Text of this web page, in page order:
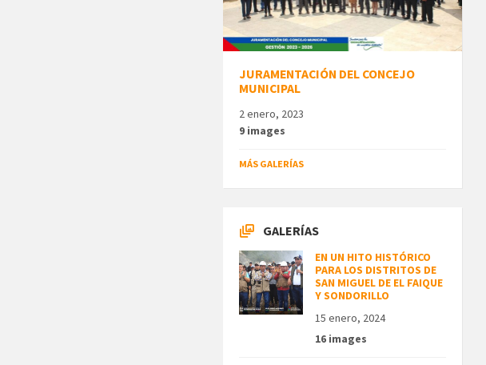
JURAMENTACIÓN DEL CONCEJO
MUNICIPAL
2 enero, 2023
9 images
MÁS GALERÍAS
GALERÍAS
EN UN HITO HISTÓRICO
PARA LOS DISTRITOS DE
SAN MIGUEL DE EL FAIQUE
Y SONDORILLO
15 enero, 2024
16 images